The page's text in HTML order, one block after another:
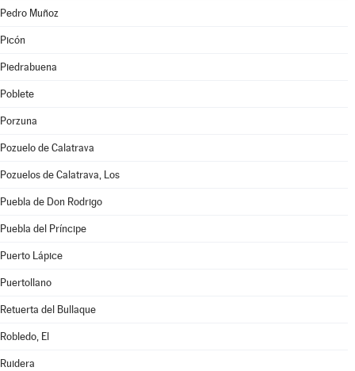
Pedro Muñoz
Picón
Piedrabuena
Poblete
Porzuna
Pozuelo de Calatrava
Pozuelos de Calatrava, Los
Puebla de Don Rodrigo
Puebla del Príncipe
Puerto Lápice
Puertollano
Retuerta del Bullaque
Robledo, El
Ruidera